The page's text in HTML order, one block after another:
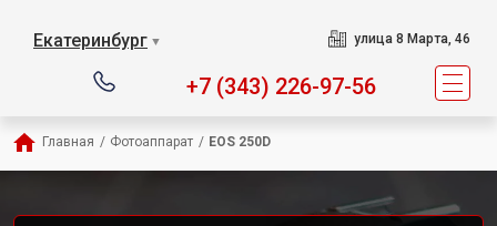
Екатеринбург ▼ улица 8 Марта, 46
+7 (343) 226-97-56
Главная / Фотоаппарат / EOS 250D